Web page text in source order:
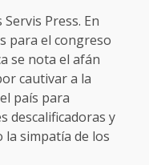
Press. En
para el congreso
se nota el afán
cautivar a la
país para
descalificadoras y
la simpatía de los